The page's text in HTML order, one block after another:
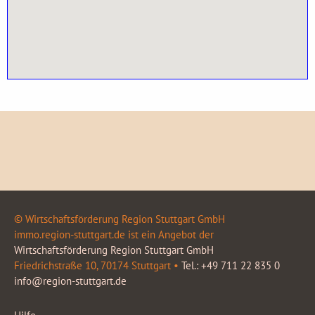
© Wirtschaftsförderung Region Stuttgart GmbH
immo.region-stuttgart.de ist ein Angebot der
Wirtschaftsförderung Region Stuttgart GmbH
Friedrichstraße 10, 70174 Stuttgart • Tel.: +49 711 22 835 0
info@region-stuttgart.de